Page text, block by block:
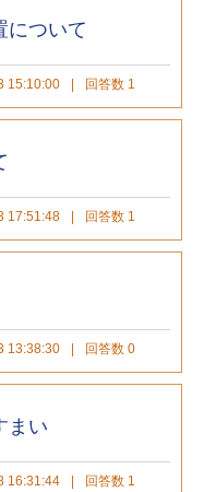
について
15:10:00 | 回答数 1
17:51:48 | 回答数 1
13:38:30 | 回答数 0
まい
16:31:44 | 回答数 1